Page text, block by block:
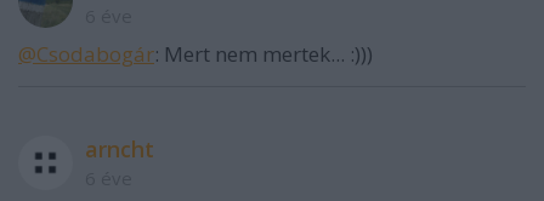
@Csodabogár: Mert nem mertek... :)))
arncht